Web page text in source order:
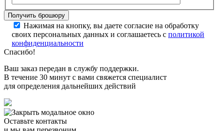
Нажимая на кнопку, вы даете согласие на обработку
своих персональных данных и соглашаетесь с политикой
конфиденциальности
Спасибо!
Ваш заказ передан в службу поддержки.
В течение 30 минут с вами свяжется специалист
для определения дальнейших действий
Оставьте контакты